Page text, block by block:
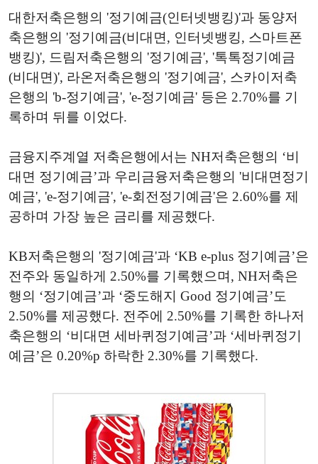
대한저축은행의 '정기예금(인터넷뱅킹)'과 동양저
축은행의 '정기예금(비대면, 인터넷뱅킹, 스마트폰
뱅킹)', 드림저축은행의 '정기예금', '톡톡정기예금
(비대면)', 라온저축은행의 '정기예금', 스카이저축
은행의 'b-정기예금', 'e-정기예금' 등은 2.70%를 기
록하며 뒤를 이었다.
금융지주계열 저축은행에서는 NH저축은행의 ‘비
대면 정기예금’과 우리금융저축은행의 '비대면정기
예금', 'e-정기예금', 'e-회전정기예금'은 2.60%를 제
공하며 가장 높은 금리를 제공했다.
KB저축은행의 '정기예금'과 ‘KB e-plus 정기예금’은
전주와 동일하게 2.50%를 기록했으며, NH저축은
행의 ‘정기예금’과 ‘중도해지 Good 정기예금’도
2.50%를 제공했다. 전주에 2.50%를 기록한 하나저
축은행의 ‘비대면 세바퀴정기예금’과 ‘세바퀴정기
예금’은 0.20%p 하락한 2.30%를 기록했다.